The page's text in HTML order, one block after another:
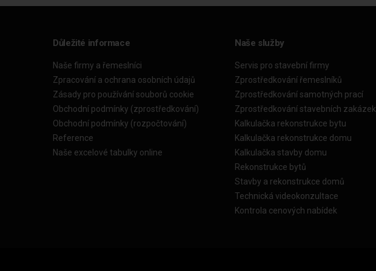
Důležité informace
Naše firmy a řemeslníci
Zpracování a ochrana osobních údajů
Zásady pro používání souborů cookie
Obchodní podmínky (zprostředkování)
Obchodní podmínky (rozpočtování)
Reference
Naše excelové tabulky online
Naše služby
Servis pro stavební firmy
Zprostředkování řemeslníků
Zprostředkování samotných prací
Zprostředkování stavebních zakázek
Kalkulačka rekonstrukce bytu
Kalkulačka rekonstrukce domu
Kalkulačka stavby domu
Rekonstrukce bytů
Stavby a rekonstrukce domů
Technická videokonzultace
Kontrola cenových nabídek